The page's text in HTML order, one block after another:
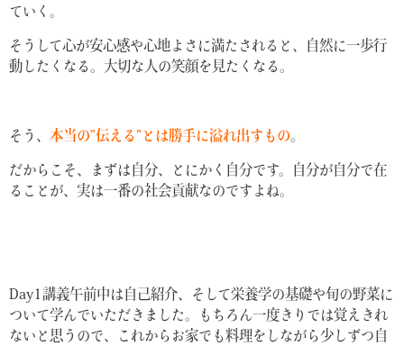
ていく。
そうして心が安心感や心地よさに満たされると、自然に一歩行
動したくなる。大切な人の笑顔を見たくなる。
そう、 本当の”伝える”とは勝手に溢れ出すもの。
だからこそ、まずは自分、とにかく自分です。自分が自分で在
ることが、実は一番の社会貢献なのですよね。
Day1講義午前中は自己紹介、そして栄養学の基礎や旬の野菜に
ついて学んでいただきました。もちろん一度きりでは覚えきれ
ないと思うので、これからお家でも料理をしながら少しずつ自